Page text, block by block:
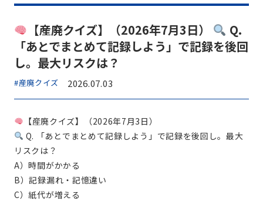
【産廃クイズ】（2026年7月3日）
Q.
「あとでまとめて記録しよう」で記録を後回
し。最大リスクは？
#産廃クイズ 2026.07.03
【産廃クイズ】（2026年7月3日）
Q. 「あとでまとめて記録しよう」で記録を後回し。最大
リスクは？
A）時間がかかる
B）記録漏れ・記憶違い
C）紙代が増える